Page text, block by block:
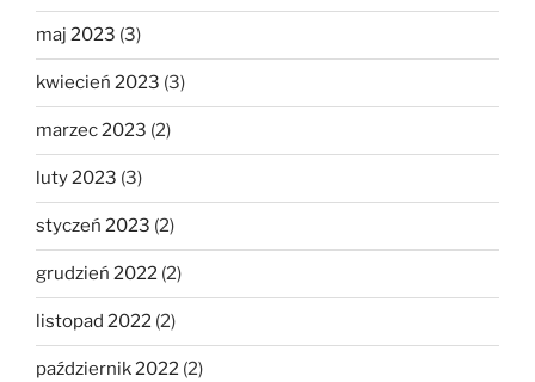
maj 2023 (3)
kwiecień 2023 (3)
marzec 2023 (2)
luty 2023 (3)
styczeń 2023 (2)
grudzień 2022 (2)
listopad 2022 (2)
październik 2022 (2)